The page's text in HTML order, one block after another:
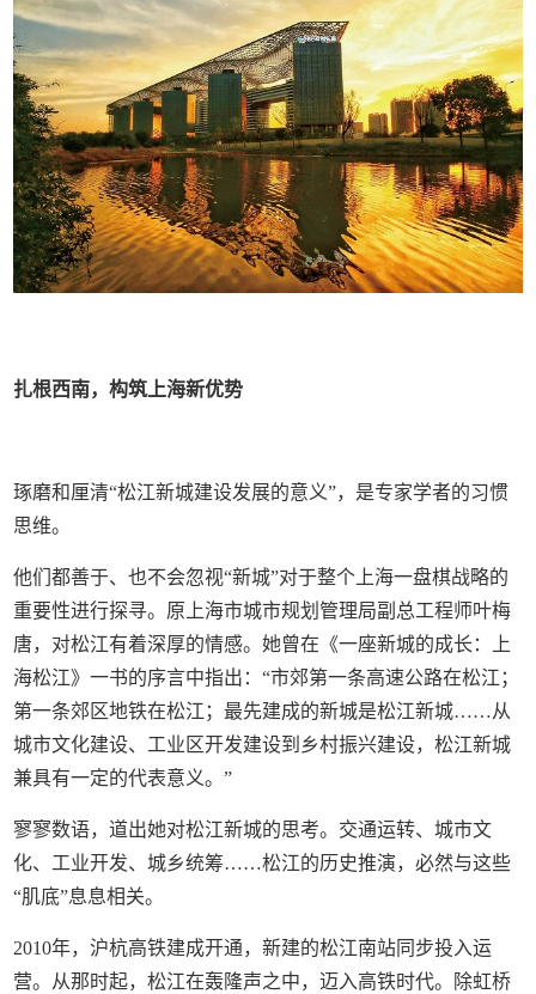
扎根西南，构筑上海新优势
琢磨和厘清“松江新城建设发展的意义”，是专家学者的习惯
思维。
他们都善于、也不会忽视“新城”对于整个上海一盘棋战略的
重要性进行探寻。原上海市城市规划管理局副总工程师叶梅
唐，对松江有着深厚的情感。她曾在《一座新城的成长：上
海松江》一书的序言中指出：“市郊第一条高速公路在松江；
第一条郊区地铁在松江；最先建成的新城是松江新城……从
城市文化建设、工业区开发建设到乡村振兴建设，松江新城
兼具有一定的代表意义。”
寥寥数语，道出她对松江新城的思考。交通运转、城市文
化、工业开发、城乡统筹……松江的历史推演，必然与这些
“肌底”息息相关。
2010年，沪杭高铁建成开通，新建的松江南站同步投入运
营。从那时起，松江在轰隆声之中，迈入高铁时代。除虹桥